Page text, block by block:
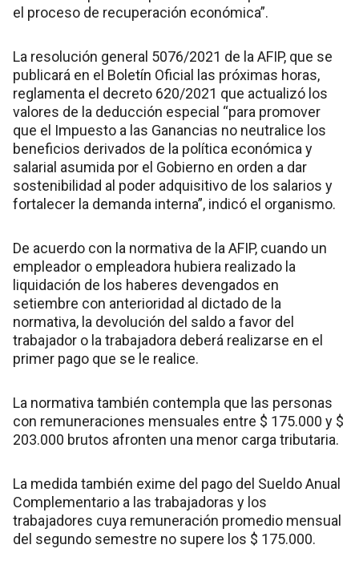
el proceso de recuperación económica”.
La resolución general 5076/2021 de la AFIP, que se
publicará en el Boletín Oficial las próximas horas,
reglamenta el decreto 620/2021 que actualizó los
valores de la deducción especial “para promover
que el Impuesto a las Ganancias no neutralice los
beneficios derivados de la política económica y
salarial asumida por el Gobierno en orden a dar
sostenibilidad al poder adquisitivo de los salarios y
fortalecer la demanda interna”, indicó el organismo.
De acuerdo con la normativa de la AFIP, cuando un
empleador o empleadora hubiera realizado la
liquidación de los haberes devengados en
setiembre con anterioridad al dictado de la
normativa, la devolución del saldo a favor del
trabajador o la trabajadora deberá realizarse en el
primer pago que se le realice.
La normativa también contempla que las personas
con remuneraciones mensuales entre $ 175.000 y $
203.000 brutos afronten una menor carga tributaria.
La medida también exime del pago del Sueldo Anual
Complementario a las trabajadoras y los
trabajadores cuya remuneración promedio mensual
del segundo semestre no supere los $ 175.000.